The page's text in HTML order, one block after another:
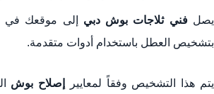
يصلفني ثلاجات بوش دبي إلى موقعك في
بتشخيص العطل باستخدام أدوات متقدمة.
يتم هذا التشخيص وفقاً لمعايير إصلاح بوش